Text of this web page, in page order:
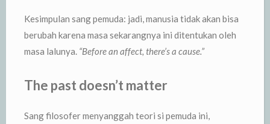
Kesimpulan sang pemuda: jadi, manusia tidak akan bisa
berubah karena masa sekarangnya ini ditentukan oleh
masa lalunya. “Before an affect, there’s a cause.”
The past doesn’t matter
Sang filosofer menyanggah teori si pemuda ini,